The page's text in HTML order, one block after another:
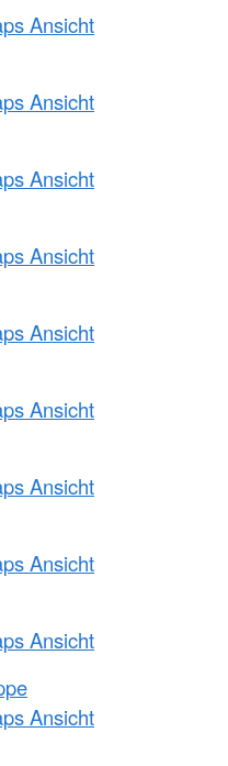
Ansicht
Ansicht
Ansicht
Ansicht
Ansicht
Ansicht
Ansicht
Ansicht
Ansicht
Ansicht